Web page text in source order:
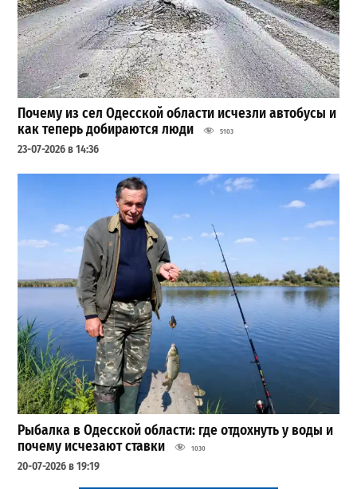
Почему из сел Одесской области исчезли автобусы и
как теперь добираются люди
5103
23-07-2026 в 14:36
Рыбалка в Одесской области: где отдохнуть у воды и
почему исчезают ставки
1030
20-07-2026 в 19:19